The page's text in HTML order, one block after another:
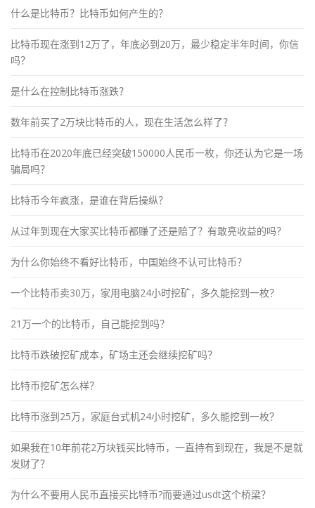
什么是比特币？比特币如何产生的？
比特币现在涨到12万了，年底必到20万，最少稳定半年时间，你信
吗？
是什么在控制比特币涨跌？
数年前买了2万块比特币的人，现在生活怎么样了？
比特币在2020年底已经突破150000人民币一枚，你还认为它是一场
骗局吗？
比特币今年疯涨，是谁在背后操纵？
从过年到现在大家买比特币都赚了还是赔了？有敢亮收益的吗？
为什么你始终不看好比特币，中国始终不认可比特币？
一个比特币卖30万，家用电脑24小时挖矿，多久能挖到一枚？
21万一个的比特币，自己能挖到吗？
比特币跌破挖矿成本，矿场主还会继续挖矿吗？
比特币挖矿怎么样？
比特币涨到25万，家庭台式机24小时挖矿，多久能挖到一枚？
如果我在10年前花2万块钱买比特币，一直持有到现在，我是不是就
发财了？
为什么不要用人民币直接买比特币?而要通过usdt这个桥梁？